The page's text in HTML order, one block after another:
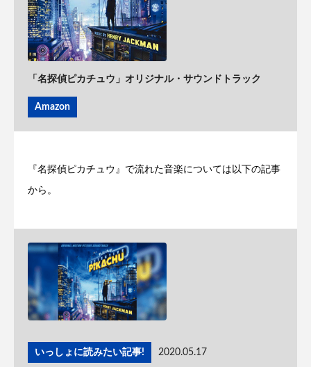
「名探偵ピカチュウ」オリジナル・サウンドトラック
Amazon
『名探偵ピカチュウ』で流れた音楽については以下の記事
から。
いっしょに読みたい記事! 2020.05.17